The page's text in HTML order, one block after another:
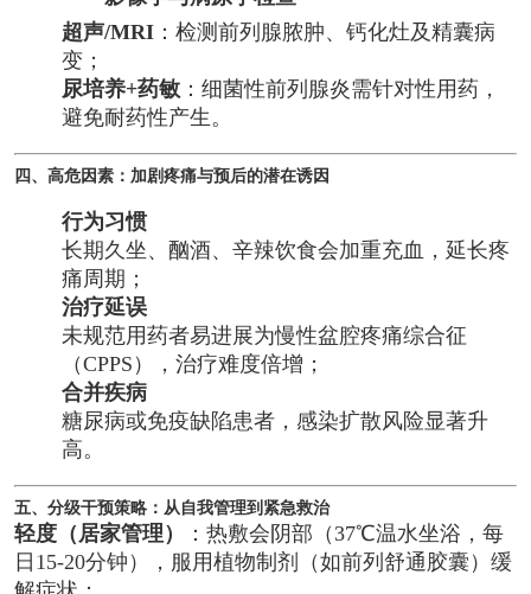
超声/MRI：检测前列腺脓肿、钙化灶及精囊病
变；
尿培养+药敏：细菌性前列腺炎需针对性用药，
避免耐药性产生。
四、高危因素：加剧疼痛与预后的潜在诱因
行为习惯
长期久坐、酗酒、辛辣饮食会加重充血，延长疼
痛周期；
治疗延误
未规范用药者易进展为慢性盆腔疼痛综合征
（CPPS），治疗难度倍增；
合并疾病
糖尿病或免疫缺陷患者，感染扩散风险显著升
高。
五、分级干预策略：从自我管理到紧急救治
轻度（居家管理）
：热敷会阴部（37℃温水坐浴，每
日15-20分钟），服用植物制剂（如前列舒通胶囊）缓